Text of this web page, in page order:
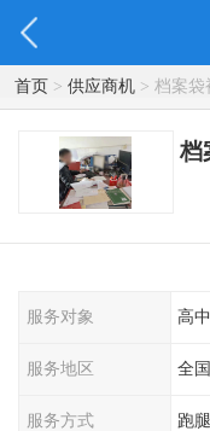
首页> 供应商机> 档案袋
档
服务对象 高
服务地区 全国
服务方式 跑